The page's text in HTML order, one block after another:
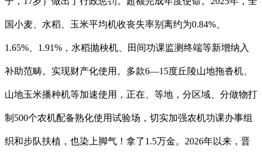
国小麦、水稻、玉米平均机收丧失率别离约为0.84%、
1.65%、1.91%，水稻抛秧机、田间功课监测终端等新增纳入
补助范畴。实现财产化使用。多款6—15度丘陵山地拖沓机、
山地玉米播种机等加速使用，正在、等地，分区域、分做物打
制500个农机配备熟化使用试验场，切实加强农机功课办事组
织和步队扶植，也染上脚气！拿了1.5万金。2026年以来，晋